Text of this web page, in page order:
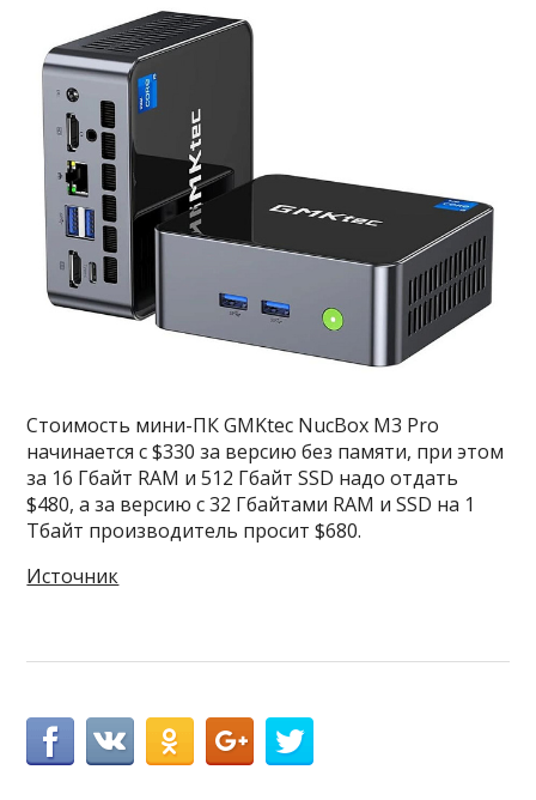
Стоимость мини-ПК GMKtec NucBox M3 Pro
начинается с $330 за версию без памяти, при этом
за 16 Гбайт RAM и 512 Гбайт SSD надо отдать
$480, а за версию с 32 Гбайтами RAM и SSD на 1
Тбайт производитель просит $680.
Источник